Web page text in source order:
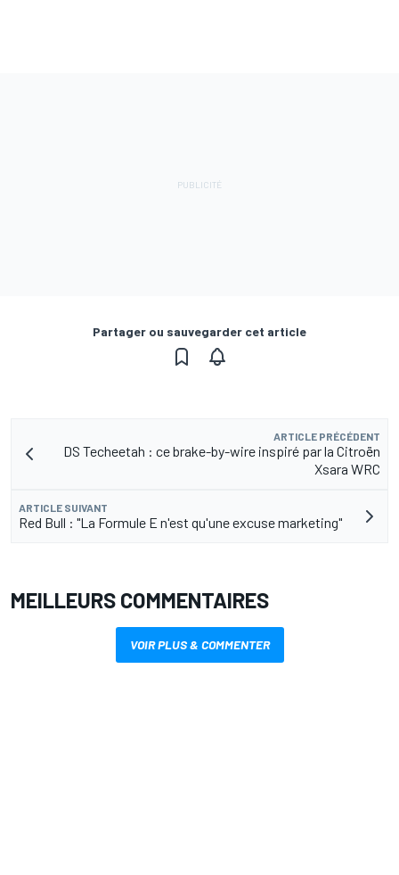
Partager ou sauvegarder cet article
ARTICLE PRÉCÉDENT
DS Techeetah : ce brake-by-wire inspiré par la Citroën
Xsara WRC
ARTICLE SUIVANT
Red Bull : "La Formule E n'est qu'une excuse marketing"
MEILLEURS COMMENTAIRES
VOIR PLUS & COMMENTER